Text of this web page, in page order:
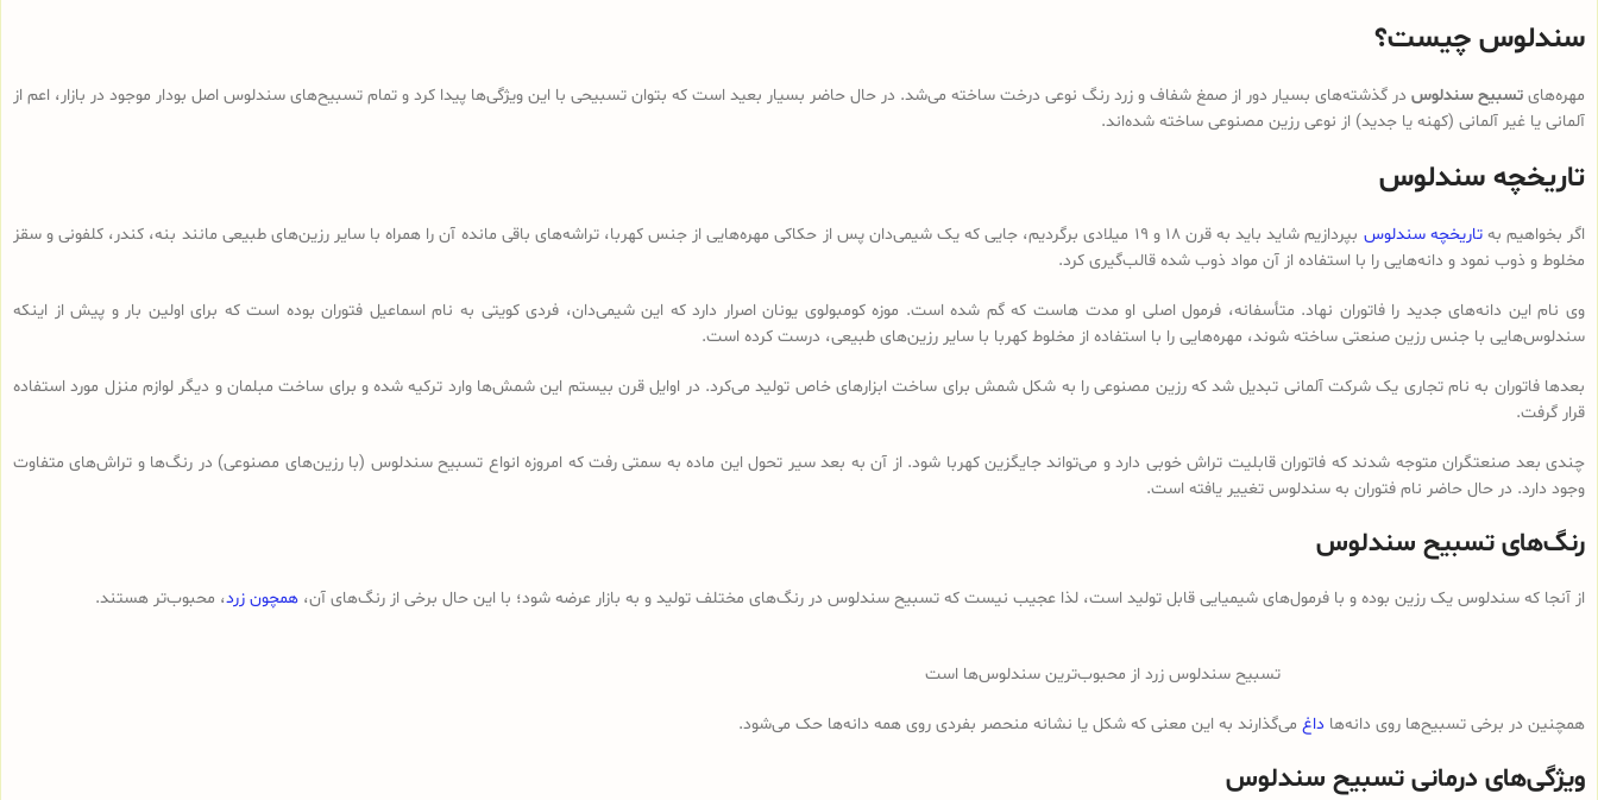
سندلوس چیست؟
مهره‌های تسبیح سندلوس در گذشته‌های بسیار دور از صمغ شفاف و زرد رنگ نوعی درخت ساخته می‌شد. در حال حاضر بسیار بعید است که بتوان تسبیحی با این ویژگی‌ها پیدا کرد و تمام تسبیح‌های سندلوس‌ اصل بودار موجود در بازار، اعم از
آلمانی یا غیر آلمانی (کهنه یا جدید) از نوعی رزین مصنوعی ساخته شده‌اند.
تاریخچه سندلوس
اگر بخواهیم بهتاریخچه سندلوس
بپردازیم شاید باید به قرن 18 و 19 میلادی برگردیم، جایی که یک شیمی‌دان پس از حکاکی مهره‌هایی از جنس کهربا، تراشه‌های باقی مانده آن را همراه با سایر رزین‌های طبیعی مانند بنه، کندر، کلفونی و سقز
مخلوط و ذوب نمود و دانه‌هایی را با استفاده از آن مواد ذوب شده قالب‌گیری کرد.
وی نام این دانه‌های جدید را فاتوران نهاد. متأسفانه، فرمول اصلی او مدت هاست که گم شده است. موزه کومبولوی یونان اصرار دارد که این شیمی‌دان، فردی کویتی به نام اسماعیل فتوران بوده است که برای اولین بار و پیش از اینکه
سندلوس‌هایی با جنس رزین صنعتی ساخته شوند، مهره‌هایی را با استفاده از مخلوط کهربا با سایر رزین‌های طبیعی، درست کرده است.
بعدها فاتوران به نام تجاری یک شرکت آلمانی تبدیل شد که رزین مصنوعی را به شکل شمش برای ساخت ابزارهای خاص تولید می‌کرد. در اوایل قرن بیستم این شمش‌ها وارد ترکیه شده و برای ساخت مبلمان و دیگر لوازم منزل مورد استفاده
قرار گرفت.
چندی بعد صنعتگران متوجه شدند که فاتوران قابلیت تراش خوبی دارد و می‌تواند جایگزین کهربا شود. از آن به بعد سیر تحول این ماده به سمتی رفت که امروزه انواع تسبیح‌ سندلوس (با رزین‌های مصنوعی) در رنگ‌ها و تراش‌های متفاوت
وجود دارد. در حال حاضر نام فتوران به سندلوس تغییر یافته است.
رنگ‌های تسبیح سندلوس
از آنجا که سندلوس یک رزین بوده و با فرمول‌های شیمیایی قابل تولید است، لذا عجیب نیست که تسبیح سندلوس در رنگ‌های مختلف تولید و به بازار عرضه شود؛ با این حال برخی از رنگ‌های آن، همچون زرد، محبوب‌تر هستند.
تسبیح سندلوس زرد از محبوب‌ترین سندلوس‌ها است
همچنین در برخی تسبیح‌ها روی دانه‌ها داغ می‌گذارند به این معنی که شکل یا نشانه منحصر بفردی روی همه دانه‌ها حک می‌شود.
ویژگی‌های درمانی تسبیح سندلوس